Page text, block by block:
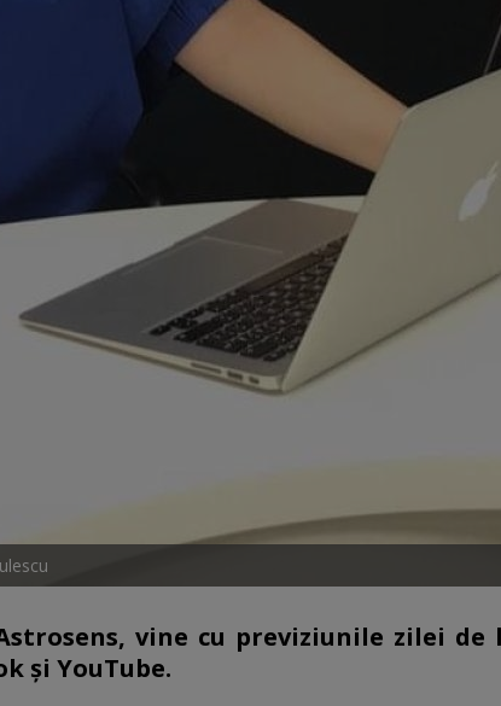
vine cu previziunile zilei de
și YouTube.